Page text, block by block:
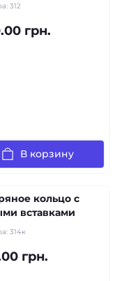
312
грн.
В корзину
кольцо с
вставками
314к
грн.